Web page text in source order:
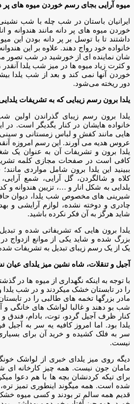
میوه آرایی بجای رسم خوردن میوه های پر
ایرانیان باستان در شب چله با شب نشینی
خوردن میوه های پر دانه مانند هندوانه و
داشتند تا با توسل بر پر دانه بودن این
خانواده خود رواج دهند. علاوه بر این
شان نماینده ای از خورشید در شب تصور
و کثرت زیاد میوه ها در میز شب یلدا
خوردن آنها نمی کند و بعد از شب یلدا
دور ریخته می‌شود.
یلدا برون رسم زیبایی که به تشریفات
یلدا برون رسم زیبای گذراندن اولین
خانواده هایشان در کنار یگدیگر است. در
هایی مانند کفش و لباس زمستانی و سینی
عروس هدیه می آورند. این رسم امروزه
یلدا برون و تشریفات آن به عنوان یک
کافی است در صفحات مجازی کلمه
ببینید این یلدا برون شامل مواردی
کلاه و شالگردن، گل آرایی، شمع
یلدایی به شکل انار و …، تزیین هندوانه و
شیرینی های مخصوص شب یلدا، دیوان
چادری و دوخته نشده، لوازم آرایشی و
شاید هرگز به آن فکر نکرده باشید.
یلدا برون هایی که تشریفاتی شده و
بزرگ شده و شاید یکی از موانع ازدواج در
یک از یک رسم زیبای تبدیل به تشریفات
آجیل و تنقلات، شاه نشین میز یلدای عیان
با توجه به اینکه نگهداری از میوه ها در
را در تابستان خشک میکردند و در شب یلدا
مادر بزرگها تخمه های طالبی را در
شب بو دهند و غالبا لواشک های خانگی و
کنار ظرف آجیل گردو، توت، بادام،
یلدا بود. اما امروز کافیه یه سر به
سر به فلک کشیده و خرید آن برای
نیست.
دیگه روی میز یلدای خبری از لواشک
مامان جون نیست. همه چیز کارخانه
برای تیکه کردنشان بچه ها با هم دعوا
شده است. همه میگوند اینطوری تمیز تره،
قدیم همه سالم تر بودند و کسی میوه خشک